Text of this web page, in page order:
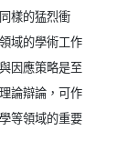
樣的猛烈衝
域的學術工作
因應策略是至
論辯論，可作
等領域的重要